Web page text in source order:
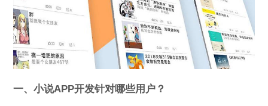
一、小说APP开发针对哪些用户？